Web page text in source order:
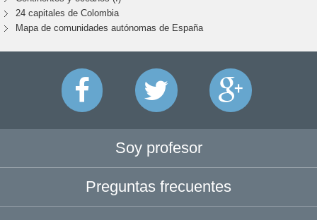
24 capitales de Colombia
Mapa de comunidades autónomas de España
Soy profesor
Preguntas frecuentes